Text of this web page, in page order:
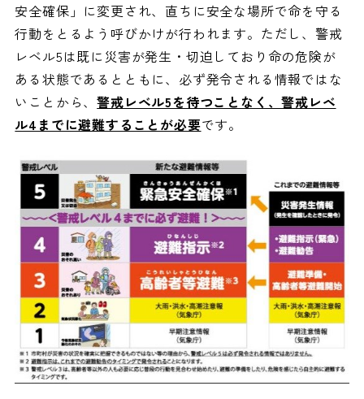
安全確保」に変更され、直ちに安全な場所で命を守る
行動をとるよう呼びかけが行われます。ただし、警戒
レベル5は既に災害が発生・切迫しており命の危険が
ある状態であるとともに、必ず発令される情報ではな
いことから、警戒レベル5を待つことなく、警戒レベ
ル4までに避難することが必要です。